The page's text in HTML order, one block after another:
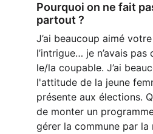
Pourquoi on ne fait
partout ?
J’ai beaucoup aimé
l’intrigue… je n’avais
le/la coupable. J’ai
l'attitude de la jeune
présente aux élections.
de monter un
gérer la commune par la